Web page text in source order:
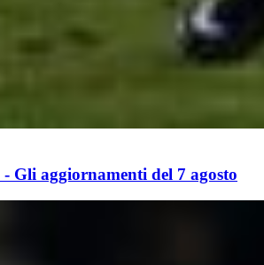
Gli aggiornamenti del 7 agosto